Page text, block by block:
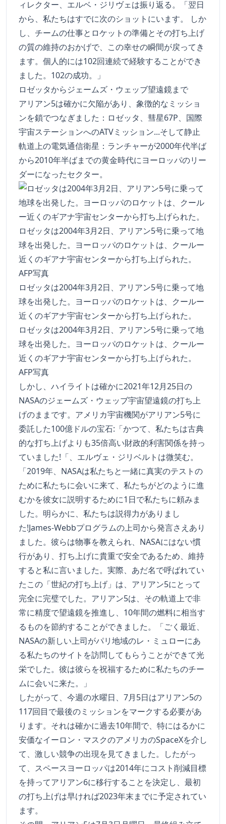
ィレクター、エルベ・ジリヴェは振り返る。「翌日
から、私たちはすでに次のショットにいます。 しか
し、チームの仕事とロケットの準備とその打ち上げ
の質の維持のおかげで、この幸せの瞬間が戻ってき
ます。個人的には102回連続で経験することができ
ました。102の成功。」
ロゼッタからジェームズ・ウェッブ望遠鏡まで
アリアン5は確かに欠陥があり、象徴的なミッショ
ンを鎖でつなぎました：ロゼッタ、彗星67P、国際
宇宙ステーションへのATVミッション...そして静止
軌道上の電気通信衛星：ランチャーが2000年代半ば
から2010年半ばまでの黄金時代にヨーロッパのリー
ダーになったセクター。
ロゼッタは2004年3月2日、アリアン5号に乗って地
球を出発した。ヨーロッパのロケットは、クールー
近くのギアナ宇宙センターから打ち上げられた。
ロゼッタは2004年3月2日、アリアン5号に乗って地
球を出発した。ヨーロッパのロケットは、クールー
近くのギアナ宇宙センターから打ち上げられた。
AFP写真
しかし、ハイライトは確かに2021年12月25日の
NASAのジェームズ・ウェッブ宇宙望遠鏡の打ち上
げのままです。アメリカ宇宙機関がアリアン5号に
委託した100億ドルの宝石:「かつて、私たちは古典
的な打ち上げよりも35倍高い財政的利害関係を持っ
ていました!「、エルヴェ・ジリベルトは微笑む。
「2019年、NASAは私たちと一緒に真実のテストの
ために私たちに会いに来て、私たちがどのように進
むかを彼女に説明するために1日で私たちに頼みま
した。明らかに、私たちは説得力がありまし
た!James-Webbプログラムの上司から発言さえあり
ました。彼らは物事を教えられ、NASAにはない慣
行があり、打ち上げに貴重で安全であるため、維持
すると私に言いました。実際、あだ名で呼ばれてい
たこの「世紀の打ち上げ」は、アリアン5にとって
完全に完璧でした。アリアン5は、その軌道上で非
常に精度で望遠鏡を推進し、10年間の燃料に相当す
るものを節約することができました。「ごく最近、
NASAの新しい上司がパリ地域のレ・ミュローにあ
る私たちのサイトを訪問してもらうことができて光
栄でした。彼は彼らを祝福するために私たちのチー
ムに会いに来た。」
したがって、今週の水曜日、7月5日はアリアン5の
117回目で最後のミッションをマークする必要があ
ります。それは確かに過去10年間で、特にはるかに
安価なイーロン・マスクのアメリカのSpaceXを介し
て、激しい競争の出現を見てきました。したがっ
て、スペースヨーロッパは2014年にコスト削減目標
を持ってアリアン6に移行することを決定し、最初
の打ち上げは早ければ2023年末までに予定されてい
ます。